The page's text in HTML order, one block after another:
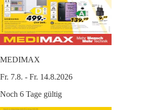
MEDIMAX
Fr. 7.8. - Fr. 14.8.2026
Noch 6 Tage gültig